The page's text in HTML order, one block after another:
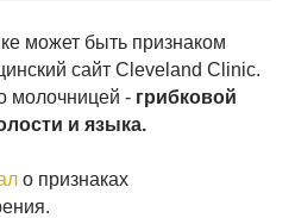
может быть признаком
сайт Cleveland Clinic.
молочницей - грибковой
и языка.
о признаках